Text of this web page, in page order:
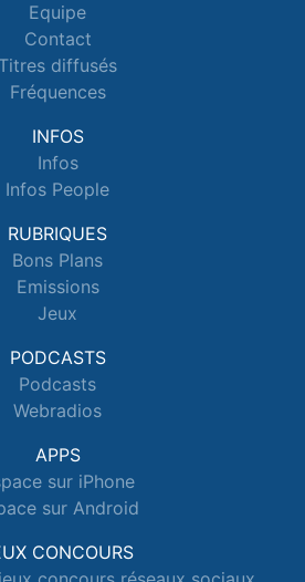
Equipe
Contact
Titres diffusés
Fréquences
INFOS
Infos
Infos People
RUBRIQUES
Bons Plans
Emissions
Jeux
PODCASTS
Podcasts
Webradios
APPS
sur iPhone
sur Android
CONCOURS